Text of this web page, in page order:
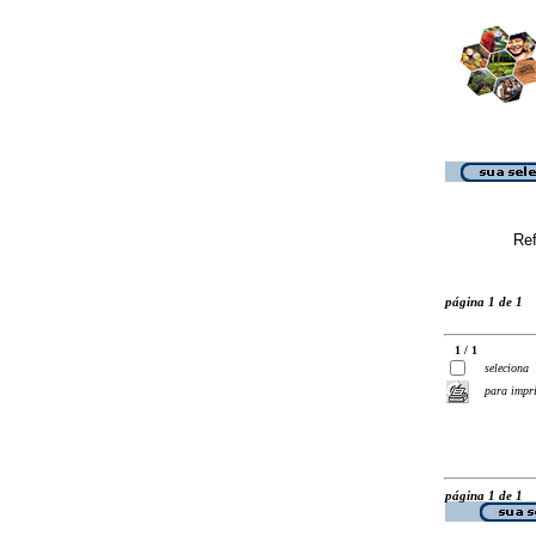
página 1 de 1
1 / 1
seleciona
para
página 1 de 1